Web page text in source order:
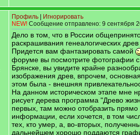
Профиль
Игнорировать
NEW! Сообщение отправлено: 9 сентября
Дело в том, что в России
раскрашивания генеалогических
Придется вам фантазировать самой
форуме вы посмотрите фотографии с
Брянске, вы увидите крайне
изображения древ, впрочем,
этом была - внешняя
На данном историческом этапе мне
рисует дерева программа "Древо
первых, там можно отобразить прямо
информации, если хочется, в том
тех, кто умер, а, во-вторых,
дальнейшем хорошо поддаются